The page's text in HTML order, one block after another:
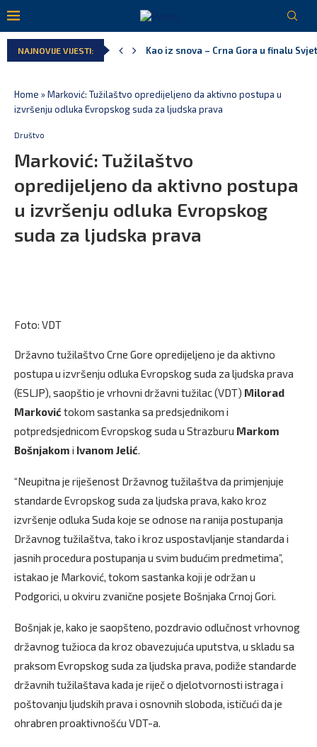
NAJNOVIJE VIJESTI:
Pejak: Hoće li Milan Knežević i
Home »Marković: Tužilaštvo opredijeljeno da aktivno postupa u
izvršenju odluka Evropskog suda za ljudska prava
Društvo
Marković: Tužilaštvo
opredijeljeno da aktivno postupa
u izvršenju odluka Evropskog
suda za ljudska prava
Foto: VDT
Državno tužilaštvo Crne Gore opredijeljeno je da aktivno
postupa u izvršenju odluka Evropskog suda za ljudska prava
(ESLJP), saopštio je vrhovni državni tužilac (VDT) Milorad
Marković tokom sastanka sa predsjednikom i
potpredsjednicom Evropskog suda u Strazburu Markom
Bošnjakom i Ivanom Jelić.
“Neupitna je riješenost Državnog tužilaštva da primjenjuje
standarde Evropskog suda za ljudska prava, kako kroz
izvršenje odluka Suda koje se odnose na ranija postupanja
Državnog tužilaštva, tako i kroz uspostavljanje standarda i
jasnih procedura postupanja u svim budućim predmetima”,
istakao je Marković, tokom sastanka koji je održan u
Podgorici, u okviru zvanične posjete Bošnjaka Crnoj Gori.
Bošnjak je, kako je saopšteno, pozdravio odlučnost vrhovnog
državnog tužioca da kroz obavezujuća uputstva, u skladu sa
praksom Evropskog suda za ljudska prava, podiže standarde
državnih tužilaštava kada je riječ o djelotvornosti istraga i
poštovanju ljudskih prava i osnovnih sloboda, ističući da je
ohrabren proaktivnošću VDT-a.